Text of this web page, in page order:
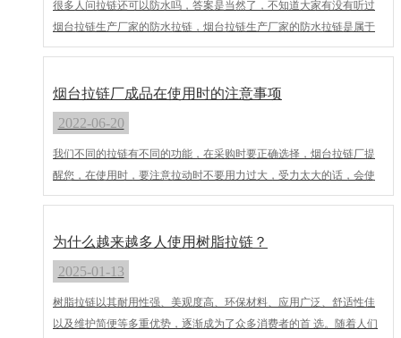
很多人问拉链还可以防水吗，答案是当然了，不知道大家有没有听过
烟台拉链生产厂家的防水拉链，烟台拉链生产厂家的防水拉链是属于
尼龙拉链，是尼龙拉链中的一种，在雨水季节可以起到很好的防水功
拉链可以应用在羽绒服，滑雪服，雨衣，帐篷等等。 海阳市荣盛拉链
有限公司生产的防水拉链，质量有保证，我们有全自动的生产线，和
优异的技术人员，不断创新的理念，如果您有拉链批发的需求，欢迎
您前来参观订购。
烟台拉链厂成品在使用时的注意事项
2022-06-20
我们不同的拉链有不同的功能，在采购时要正确选择，烟台拉链厂提
醒您，在使用时，要注意拉动时不要用力过大，受力太大的话，会使
拉链牙齿脱落，拉动时如果出现阻卡的情况，要将拉头像后退一定的
面，反复几次就会开合很顺利了。 海阳市荣盛拉链有限公司生产的拉
链经久耐用，是一家可靠的烟台拉链厂，款式众多，发货速度快，如
有需要，欢迎您致电详询。
为什么越来越多人使用树脂拉链？
2025-01-13
树脂拉链以其耐用性强、美观度高、环保材料、应用广泛、舒适性佳
以及维护简便等多重优势，逐渐成为了众多消费者的首 选。随着人们